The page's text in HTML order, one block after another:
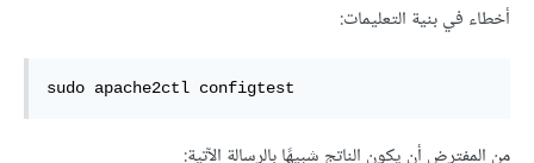
أخطاء في بنية التعليمات:
sudo apache2ctl configtest
من المفترض أن يكون الناتج شبيهًا بالرسالة الآتية: